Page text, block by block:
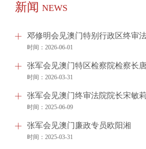
刑事精品法律图书库
新闻 NEWS
邓修明会见澳门特别行政区终审
时间：2026-06-01
张军会见澳门特区检察院检察长
时间：2026-03-31
张军会见澳门终审法院院长宋敏莉
时间：2025-06-09
张军会见澳门廉政专员欧阳湘
时间：2025-03-31